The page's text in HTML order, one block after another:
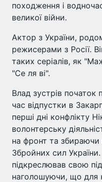
походження і
великої війни.
Актор з України,
режисерами з Росії.
таких серіалів, як
"Се ля ві".
Влад зустрів початок
час відпустки в
перші дні конфлікту
волонтерську
на фронт та
Збройних сил
підкреслював свою
наголошуючи, що для